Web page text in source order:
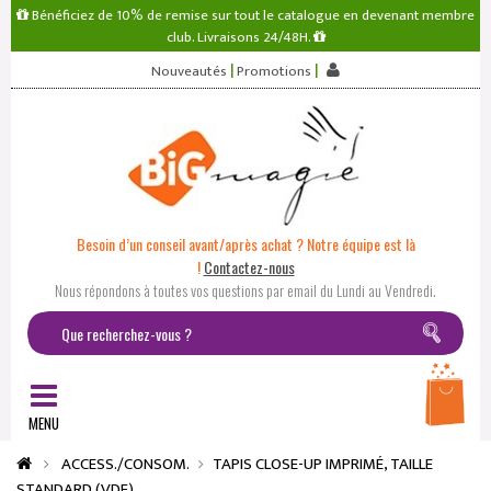
Bénéficiez de 10% de remise sur tout le catalogue en devenant membre
club. Livraisons 24/48H.
Nouveautés |Promotions |
Besoin d’un conseil avant/après achat ? Notre équipe est là
! Contactez-nous
Nous répondons à toutes vos questions par email du Lundi au Vendredi.
MENU
ACCESS./CONSOM.
TAPIS CLOSE-UP IMPRIMÉ, TAILLE